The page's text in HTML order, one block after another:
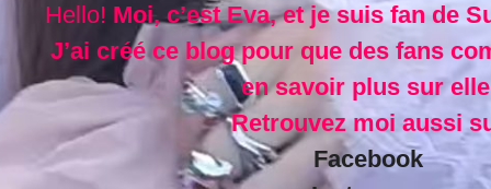
Hello! Moi, c’est Eva, et je suis fan de
J’ai créé ce blog pour que des fans
en savoir plus sur
Retrouvez moi aussi
Facebook